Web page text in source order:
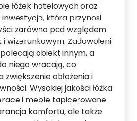
łóżek hotelowych oraz
która przynosi
zarówno pod względem
i wizerunkowym. Zadowoleni
obiekt innym, a
niego wracają, co
zwiększenie obłożenia i
Wysokiej jakości łóżka
i meble tapicerowane
komfortu, ale także